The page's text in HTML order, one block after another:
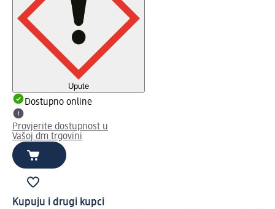
Upute
Dostupno online
Provjerite dostupnost u
Vašoj dm trgovini
Kupuju i drugi kupci